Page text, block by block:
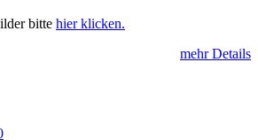
bitte hier klicken.
mehr Details